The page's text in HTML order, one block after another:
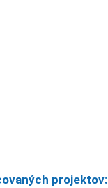
projektov: